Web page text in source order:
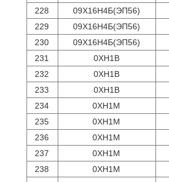
228
09Х16Н4Б(ЭП56)
229
09Х16Н4Б(ЭП56)
230
09Х16Н4Б(ЭП56)
231
0ХН1В
232
0ХН1В
233
0ХН1В
234
0ХН1М
235
0ХН1М
236
0ХН1М
237
0ХН1М
238
0ХН1М